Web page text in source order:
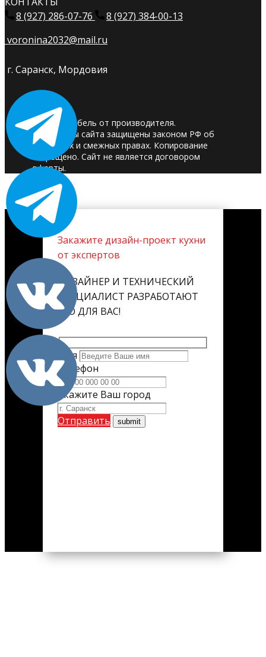
8 (927) 286-07-76
8 (927) 384-00-13
voronina2032@mail.ru
г. Саранск, Мордовия
© 2025. Мебель от производителя.
Материалы сайта защищены законом РФ об
авторских и смежных правах. Копирование
запрещено. Сайт не является договором
оферты.
Закажите дизайн-проект кухни
от экспертов
ДИЗАЙНЕР И ТЕХНИЧЕСКИЙ
СПЕЦИАЛИСТ РАЗРАБОТАЮТ
ЕГО ДЛЯ ВАС!
Имя
Телефон
Укажите Ваш город
Отправить